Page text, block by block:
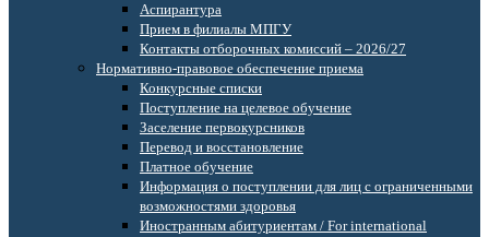
Аспирантура
Прием в филиалы МПГУ
Контакты отборочных комиссий – 2026/27
Нормативно-правовое обеспечение приема
Конкурсные списки
Поступление на целевое обучение
Заселение первокурсников
Перевод и восстановление
Платное обучение
Информация о поступлении для лиц с ограниченными
возможностями здоровья
Иностранным абитуриентам / For international